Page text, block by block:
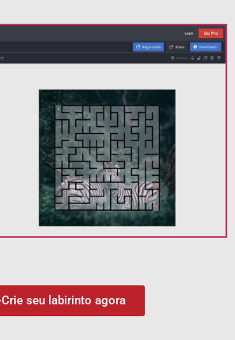
Crie seu labirinto agora